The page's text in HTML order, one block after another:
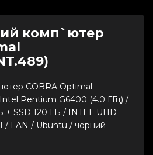
комп`ютер
COBRA Optimal
Intel Pentium G6400 (4.0 ГГц) /
SSD 120 ГБ / INTEL UHD
/ LAN / Ubuntu / чорний